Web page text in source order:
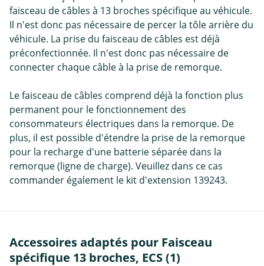
faisceau de câbles à 13 broches spécifique au véhicule.
Il n'est donc pas nécessaire de percer la tôle arrière du
véhicule. La prise du faisceau de câbles est déjà
préconfectionnée. Il n'est donc pas nécessaire de
connecter chaque câble à la prise de remorque.
Le faisceau de câbles comprend déjà la fonction plus
permanent pour le fonctionnement des
consommateurs électriques dans la remorque. De
plus, il est possible d'étendre la prise de la remorque
pour la recharge d'une batterie séparée dans la
remorque (ligne de charge). Veuillez dans ce cas
commander également le kit d'extension 139243.
Accessoires adaptés pour Faisceau
spécifique 13 broches, ECS (1)